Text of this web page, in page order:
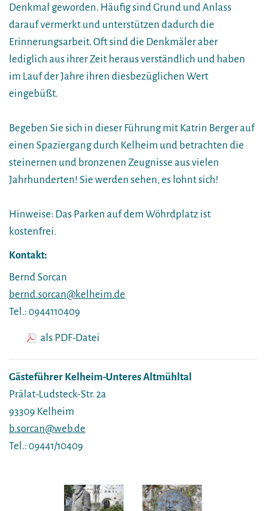
Denkmal geworden. Häufig sind Grund und Anlass
darauf vermerkt und unterstützen dadurch die
Erinnerungsarbeit. Oft sind die Denkmäler aber
lediglich aus ihrer Zeit heraus verständlich und haben
im Lauf der Jahre ihren diesbezüglichen Wert
eingebüßt.
Begeben Sie sich in dieser Führung mit Katrin Berger auf
einen Spaziergang durch Kelheim und betrachten die
steinernen und bronzenen Zeugnisse aus vielen
Jahrhunderten! Sie werden sehen, es lohnt sich!
Hinweise: Das Parken auf dem Wöhrdplatz ist
kostenfrei.
Kontakt:
Bernd Sorcan
bernd.sorcan@kelheim.de
Tel.: 0944110409
als PDF-Datei
Gästeführer Kelheim-Unteres Altmühltal
Prälat-Ludsteck-Str. 2a
93309 Kelheim
b.sorcan@web.de
Tel.: 09441/10409